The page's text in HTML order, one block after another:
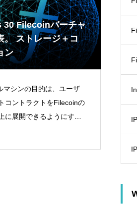
30 Filecoinバーチャ
。 ストレージ＋コ
ン
マシンの目的は、ユーザ
コントラクトをFilecoinの
に展開できるようにする
一般的なプログラマビリ